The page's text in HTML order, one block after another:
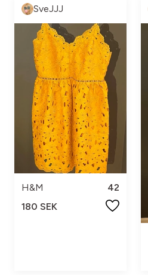
SveJJJ
H&M
42
180 SEK